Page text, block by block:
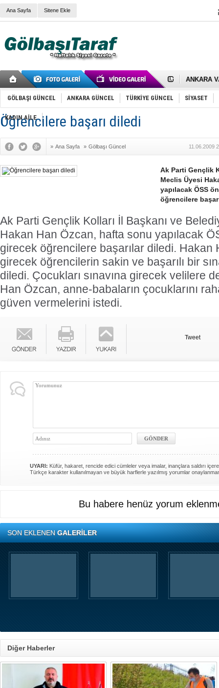
Ana Sayfa Sitene Ekle
Cemal
Samet
FAİZ
Mikail
Gölbaşı
İNCEK
GÖLBAŞI GÜNCEL ANKARA GÜNCEL TÜRKİYE GÜNCEL SİYASET
KADIN AİLE
Öğrencilere başarı diledi
» Ana Sayfa » Gölbaşı Güncel 11.06.2009
Ak Parti Gençlik
Meclis Üyesi
yapılacak ÖSS
öğrencilere
Ak Parti Gençlik Kolları İl Başkanı ve
Hakan Han Özcan, hafta sonu yapılacak
girecek öğrencilere başarılar diledi. Hakan
girecek öğrencilerin sakin ve başarılı bir
diledi. Çocukları sınavına girecek velilere
Han Özcan, anne-babaların çocuklarını
güven vermelerini istedi.
Tweet
UYARI: Küfür, hakaret, rencide edici cümleler veya imalar, inançlara saldırı
Türkçe karakter kullanılmayan ve büyük harflerle yazılmış yorumlar
Bu habere henüz yorum
SON EKLENENGALERİLER
Diğer Haberler